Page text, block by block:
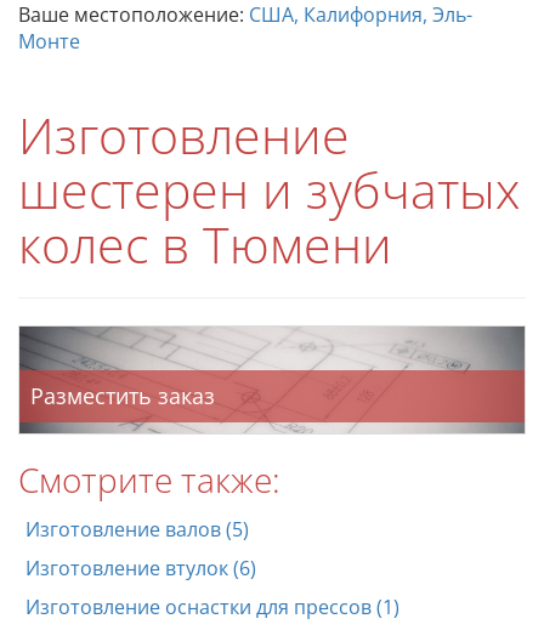
Ваше местоположение: США, Калифорния, Эль-
Монте
Изготовление
шестерен и зубчатых
колес в Тюмени
Разместить заказ
Смотрите также:
Изготовление валов (5)
Изготовление втулок (6)
Изготовление оснастки для прессов (1)